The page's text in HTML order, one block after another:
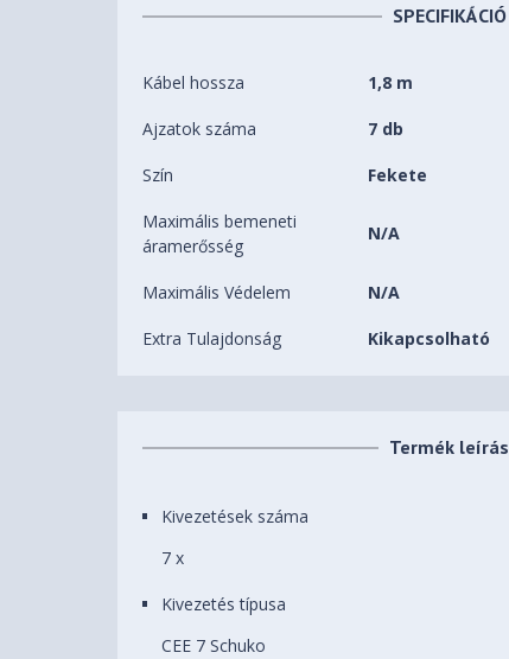
SPECIFIKÁCIÓ
Kábel hossza 1,8 m
Ajzatok száma 7 db
Szín Fekete
Maximális bemeneti
áramerősség
N/A
Maximális Védelem N/A
Extra Tulajdonság Kikapcsolható
Termék leírás
Kivezetések száma
7 x
Kivezetés típusa
CEE 7 Schuko